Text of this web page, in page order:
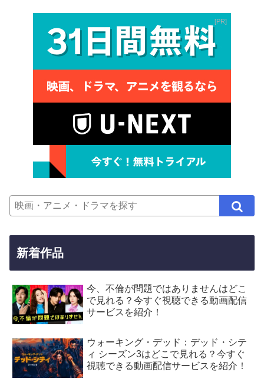
PR
新着作品
今、不倫が問題ではありませんはどこ
で見れる？今すぐ視聴できる動画配信
サービスを紹介！
ウォーキング・デッド：デッド・シテ
ィ シーズン3はどこで見れる？今すぐ
視聴できる動画配信サービスを紹介！